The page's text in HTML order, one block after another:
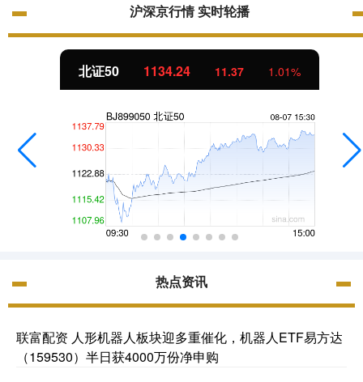
沪深京行情 实时轮播
北证50 1134.24 11.37 1.01%
热点资讯
联富配资 人形机器人板块迎多重催化，机器人ETF易方达
（159530）半日获4000万份净申购